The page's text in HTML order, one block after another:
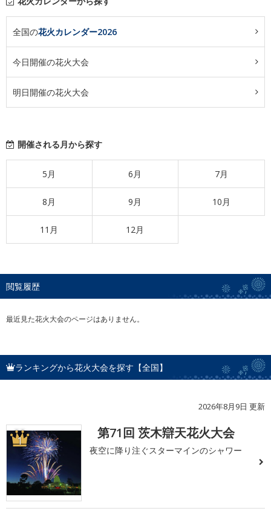
全国の花火カレンダー2026
今日開催の花火大会
明日開催の花火大会
開催される月から探す
5月 6月 7月
8月 9月 10月
11月 12月
閲覧履歴
最近見た花火大会のページはありません。
ランキングから花火大会を探す【全国】
2026年8月9日 更新
1 第71回 茨木辯天花火大会
夜空に降り注ぐスターマインのシャワー